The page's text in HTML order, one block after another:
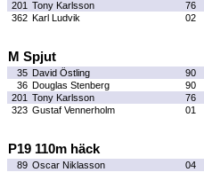
201 Tony Karlsson 76
362 Karl Ludvik 02
M Spjut
35 David Östling 90
36 Douglas Stenberg 90
201 Tony Karlsson 76
323 Gustaf Vennerholm 01
P19 110m häck
89 Oscar Niklasson 04